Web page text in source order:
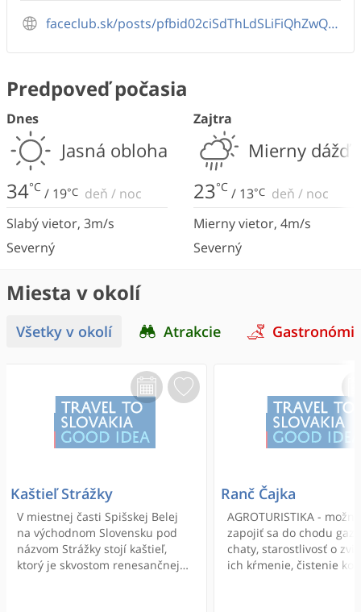
faceclub.sk/posts/pfbid02ciSdThLdSLiFiQhZwQcztwJ52tdaNP2tVNsrmJmPVAjPyTEDRBo6DJ2HURtk2DGBl
Predpoveď počasia
Dnes
Jasná obloha
34°C / 19°C deň / noc
Slabý vietor, 3m/s
Severný
Zajtra
Mierny dážď
23°C / 13°C deň / noc
Mierny vietor, 4m/s
Severný
Miesta v okolí
Všetky v okolí Atrakcie
Kaštieľ Strážky
V miestnej časti Spišskej Belej
na východnom Slovensku pod
názvom Strážky stojí kaštieľ,
ktorý je skvostom renesančnej
Ranč Čajka
AGROTURISTIKA -
zapojiť sa do chodu
chaty, starostlivosť o
ich kŕmenie, čistenie